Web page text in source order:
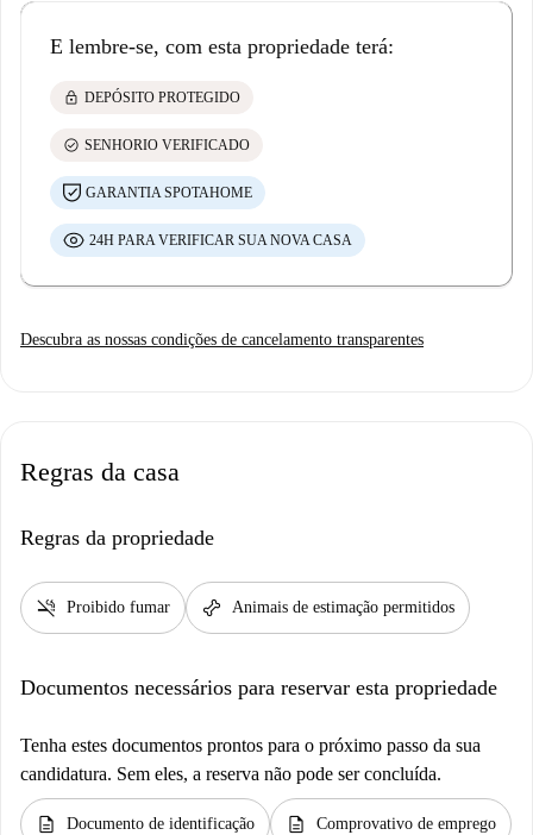
E lembre-se, com esta propriedade terá:
lock DEPÓSITO PROTEGIDO
check_circle SENHORIO VERIFICADO
GARANTIA SPOTAHOME
24H PARA VERIFICAR SUA NOVA CASA
Descubra as nossas condições de cancelamento transparentes
Regras da casa
Regras da propriedade
smoke_free Proibido fumar pet_supplies Animais de estimação permitidos
Documentos necessários para reservar esta propriedade
Tenha estes documentos prontos para o próximo passo da sua
candidatura. Sem eles, a reserva não pode ser concluída.
description Documento de identificação description Comprovativo de emprego